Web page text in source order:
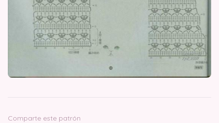
Comparte este patrón